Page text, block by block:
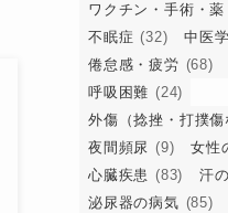
ワクチン・手術・
不眠症 (32) 中医学
倦怠感・疲労 (68)
呼吸困難 (24)
外傷（捻挫・打撲傷
夜間頻尿 (9) 女性
心臓疾患 (83) 汗
泌尿器の病気 (85)